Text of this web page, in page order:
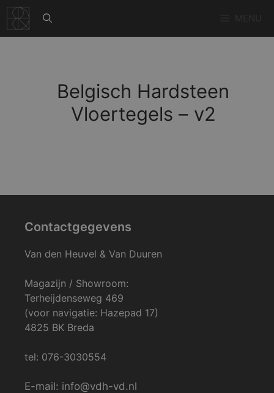
naar
de
Belgisch Hardsteen
Vloertegels – v2
Contactgegevens
Van den Heuvel & Van Duuren
Magazijn / Showroom:
Terheijdenseweg 469
(voor navigatie: Hazepad 17)
4825 BK Breda
tel: 076-3030554
E-mail: info@vdh-vd.nl